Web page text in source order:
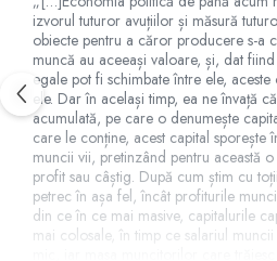
izvorul tuturor avuțiilor și măsură
obiecte pentru a căror producere s-a
muncă au aceeași valoare, și, dat
egale pot fi schimbate între ele,
ele. Dar în același timp, ea ne învață
acumulată, pe care o denumește
care le conține, acest capital sporește
muncii vii, pretinzând pentru această
profit sau câștig. După cum știm cu
petrec în așa fel, încât profiturile
din ce în ce mai masive, capitalurile
mai colosale, în timp ce salariul